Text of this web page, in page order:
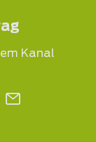
Kanal